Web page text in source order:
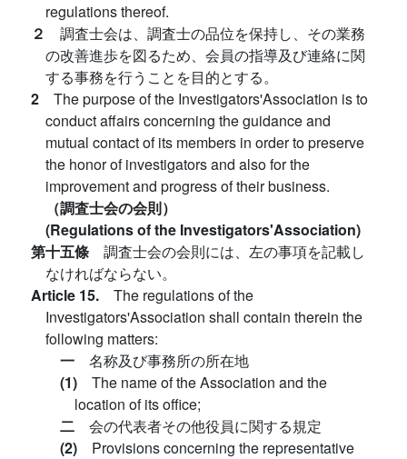
regulations thereof.
２ 調査士会は、調査士の品位を保持し、その業務
の改善進歩を図るため、会員の指導及び連絡に関
する事務を行うことを目的とする。
2 The purpose of the Investigators'Association is to
conduct affairs concerning the guidance and
mutual contact of its members in order to preserve
the honor of investigators and also for the
improvement and progress of their business.
（調査士会の会則）
(Regulations of the Investigators'Association)
第十五條 調査士会の会則には、左の事項を記載し
なければならない。
Article 15. The regulations of the
Investigators'Association shall contain therein the
following matters:
一 名称及び事務所の所在地
(1) The name of the Association and the
location of its office;
二 会の代表者その他役員に関する規定
(2) Provisions concerning the representative